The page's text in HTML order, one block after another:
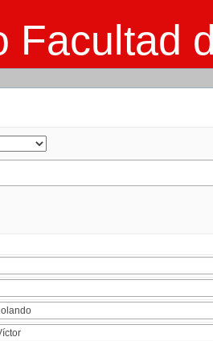
Facultad